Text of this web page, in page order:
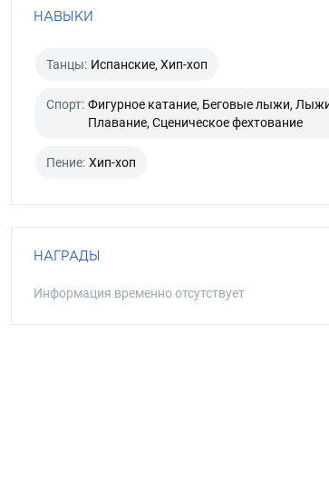
НАВЫКИ
Танцы: Испанские, Хип-хоп
Спорт: Фигурное катание, Беговые лыжи,
Плавание, Сценическое фехтование
Пение: Хип-хоп
НАГРАДЫ
Информация временно отсутствует